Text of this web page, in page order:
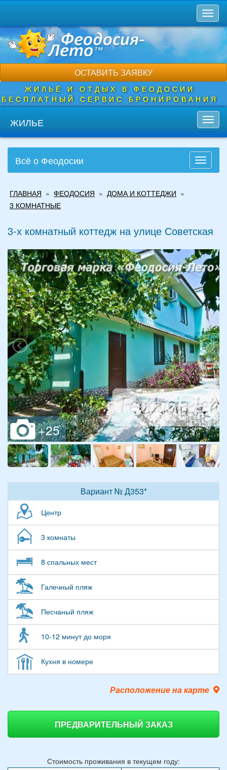
основному
содержанию
ОСТАВИТЬ ЗАЯВКУ
ЖИЛЬЁ И ОТДЫХ В ФЕОДОСИИ
БЕСПЛАТНЫЙ СЕРВИС БРОНИРОВАНИЯ
ЖИЛЬЕ
Toggle
Всё о Феодосии
здесь
ГЛАВНАЯ » ФЕОДОСИЯ » ДОМА И КОТТЕДЖИ »
3 КОМНАТНЫЕ
3-х комнатный коттедж на улице Советская
Вариант № Д353*
Центр
3 комнаты
8 спальных мест
Галечный пляж
Песчаный пляж
10-12 минут до моря
Кухня в номере
Расположение на карте
ПРЕДВАРИТЕЛЬНЫЙ ЗАКАЗ
Стоимость проживания в текущем году: